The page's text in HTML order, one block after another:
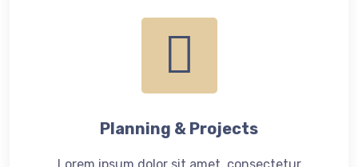
Planning & Projects